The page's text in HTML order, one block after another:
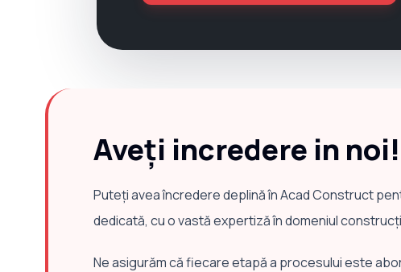
Aveți incredere in noi!
Puteți avea încredere deplină în Acad Construct
dedicată, cu o vastă expertiză în domeniul
Ne asigurăm că fiecare etapă a procesului este